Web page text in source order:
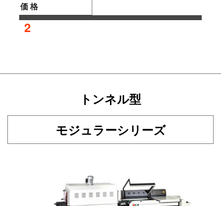
価 格
2
トンネル型
モジュラーシリーズ